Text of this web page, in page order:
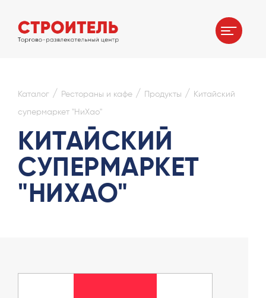
Каталог / Рестораны и кафе / Продукты / Китайский
супермаркет "НиХао"
КИТАЙСКИЙ
СУПЕРМАРКЕТ
"НИХАО"